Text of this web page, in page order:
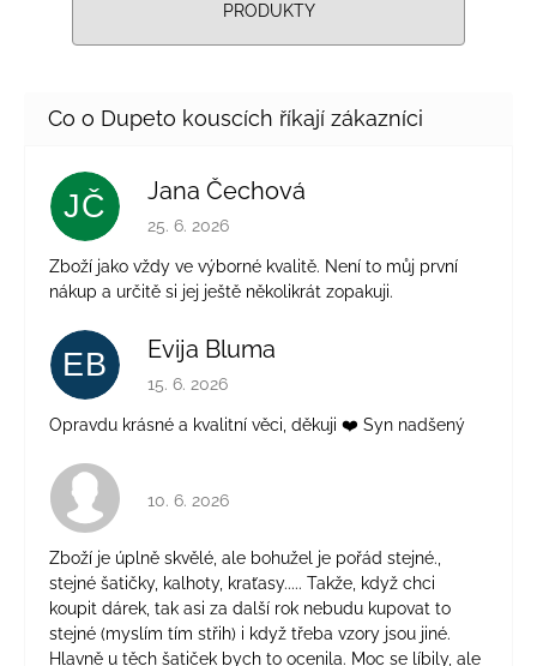
PRODUKTY
JČ Jana Čechová
Hodnocení obchodu je 5 z 5 hvězdiček.
25. 6. 2026
Zboží jako vždy ve výborné kvalitě. Není to můj první
nákup a určitě si jej ještě několikrát zopakuji.
EB Evija Bluma
Hodnocení obchodu je 5 z 5 hvězdiček.
15. 6. 2026
Opravdu krásné a kvalitní věci, děkuji ❤️ Syn nadšený
Hodnocení obchodu je 4 z 5 hvězdiček.
10. 6. 2026
Zboží je úplně skvělé, ale bohužel je pořád stejné.,
stejné šatičky, kalhoty, kraťasy..... Takže, když chci
koupit dárek, tak asi za další rok nebudu kupovat to
stejné (myslím tím střih) i když třeba vzory jsou jiné.
Hlavně u těch šatiček bych to ocenila. Moc se líbily, ale